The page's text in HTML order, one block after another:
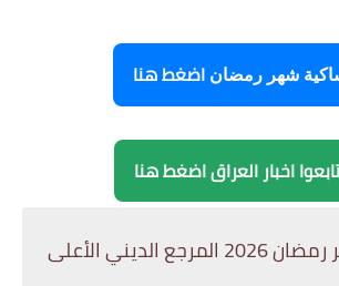
شهر رمضان اضغط هنا
اخبار العراق اضغط هنا
2026
المرجع الديني الأعلى